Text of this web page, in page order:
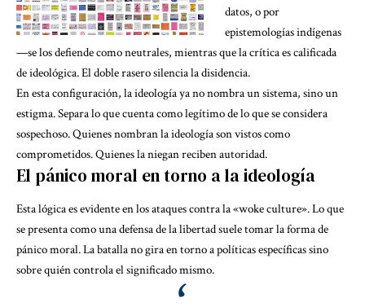
datos, o por
epistemologías indígenas
—se los defiende como neutrales, mientras que la crítica es calificada
de ideológica. El doble rasero silencia la disidencia.
En esta configuración, la ideología ya no nombra un sistema, sino un
estigma. Separa lo que cuenta como legítimo de lo que se considera
sospechoso. Quienes nombran la ideología son vistos como
comprometidos. Quienes la niegan reciben autoridad.
El pánico moral en torno a la ideología
Esta lógica es evidente en los ataques contra la «woke culture». Lo que
se presenta como una defensa de la libertad suele tomar la forma de
pánico moral. La batalla no gira en torno a políticas específicassino
sobre quién controla el significado mismo.